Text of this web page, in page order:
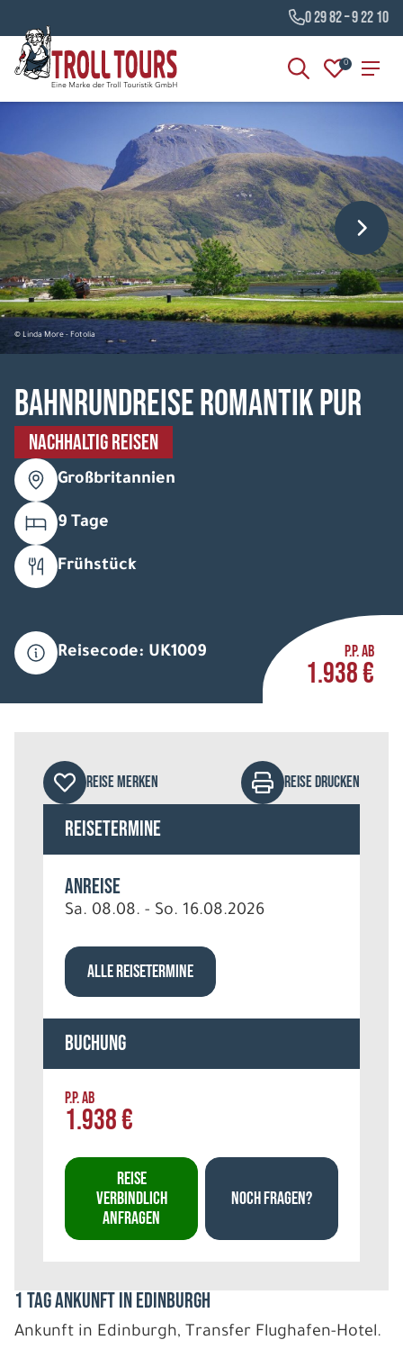
0 29 82 – 9 22 10
0
© Linda More - Fotolia
Bahnrundreise Romantik pur
NACHHALTIG REISEN
Großbritannien
9 Tage
Frühstück
Reisecode: UK1009 P.P. AB
1.938 €
1 Tag Ankunft in Edinburgh
Ankunft in Edinburgh, Transfer Flughafen-Hotel.
REISE MERKEN REISE DRUCKEN
Reisetermine
Anreise
Sa. 08.08. - So. 16.08.2026
ALLE REISETERMINE
Buchung
P.P. AB
1.938 €
REISE
VERBINDLICH
ANFRAGEN
NOCH FRAGEN?